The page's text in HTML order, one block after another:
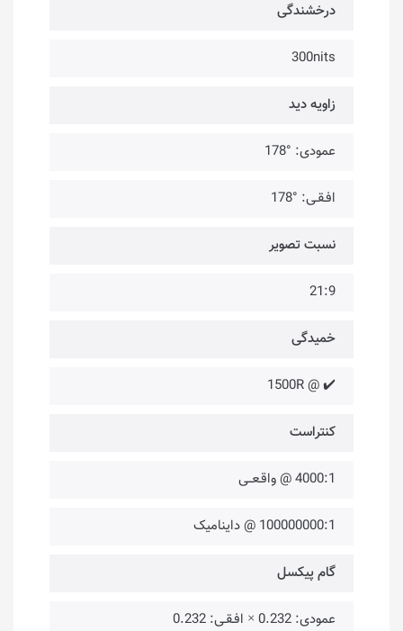
درخشندگی
300nits
زاویه دید
عمودی: °178
افـقـی: °178
نسبت تصویر
21:9
خمیدگی
✔️ @ 1500R
کنتراست
4000:1 @ واقـعــی
100000000:1 @ داینامیک
گام پیکسل
عمودی: 0.232 × افـقـی: 0.232